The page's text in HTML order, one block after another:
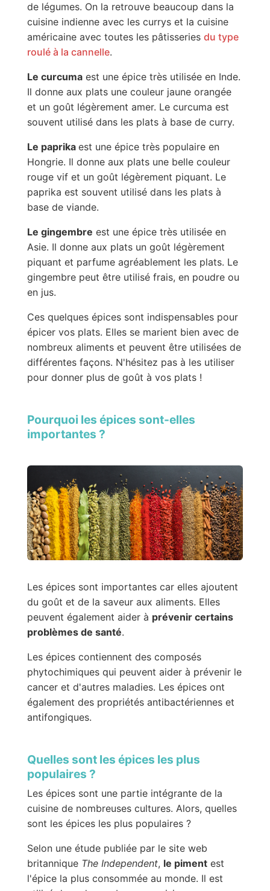
de légumes. On la retrouve beaucoup dans la
cuisine indienne avec les currys et la cuisine
américaine avec toutes les pâtisseries du type
roulé à la cannelle.
Le curcumaest une épice très utilisée en Inde.
Il donne aux plats une couleur jaune orangée
et un goût légèrement amer. Le curcuma est
souvent utilisé dans les plats à base de curry.
Le paprika est une épice très populaire en
Hongrie. Il donne aux plats une belle couleur
rouge vif et un goût légèrement piquant. Le
paprika est souvent utilisé dans les plats à
base de viande.
Le gingembre est une épice très utilisée en
Asie. Il donne aux plats un goût légèrement
piquant et parfume agréablement les plats. Le
gingembre peut être utilisé frais, en poudre ou
en jus.
Ces quelques épices sont indispensables pour
épicer vos plats. Elles se marient bien avec de
nombreux aliments et peuvent être utilisées de
différentes façons. N'hésitez pas à les utiliser
pour donner plus de goût à vos plats !
Pourquoi les épices sont-elles
importantes ?
Les épices sont importantes car elles ajoutent
du goût et de la saveur aux aliments. Elles
peuvent également aider à prévenir certains
problèmes de santé.
Les épices contiennent des composés
phytochimiques qui peuvent aider à prévenir le
cancer et d'autres maladies. Les épices ont
également des propriétés antibactériennes et
antifongiques.
Quelles sont les épices les plus
populaires ?
Les épices sont une partie intégrante de la
cuisine de nombreuses cultures. Alors, quelles
sont les épices les plus populaires ?
Selon une étude publiée par le site web
britannique The Independent, le pimentest
l'épice la plus consommée au monde. Il est